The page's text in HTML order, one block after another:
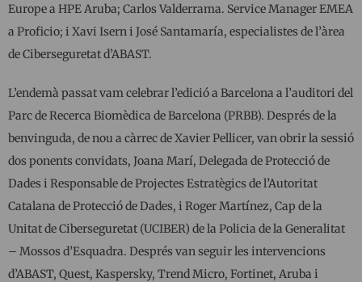
Europe a HPE Aruba; Carlos Valderrama. Service Manager EMEA
a Proficio; i Xavi Isern i José Santamaría, especialistes de l’àrea
de Ciberseguretat d’ABAST.
L’endemà passat vam celebrar l’edició a Barcelona a l’auditori del
Parc de Recerca Biomèdica de Barcelona (PRBB). Després de la
benvinguda, de nou a càrrec de Xavier Pellicer, van obrir la sessió
dos ponents convidats, Joana Marí, Delegada de Protecció de
Dades i Responsable de Projectes Estratègics de l’Autoritat
Catalana de Protecció de Dades, i Roger Martínez, Cap de la
Unitat de Ciberseguretat (UCIBER) de la Policia de la Generalitat
– Mossos d’Esquadra. Després van seguir les intervencions
d’ABAST, Quest, Kaspersky, Trend Micro, Fortinet, Aruba i